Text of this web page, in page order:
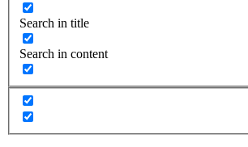
Search in title
Search in content